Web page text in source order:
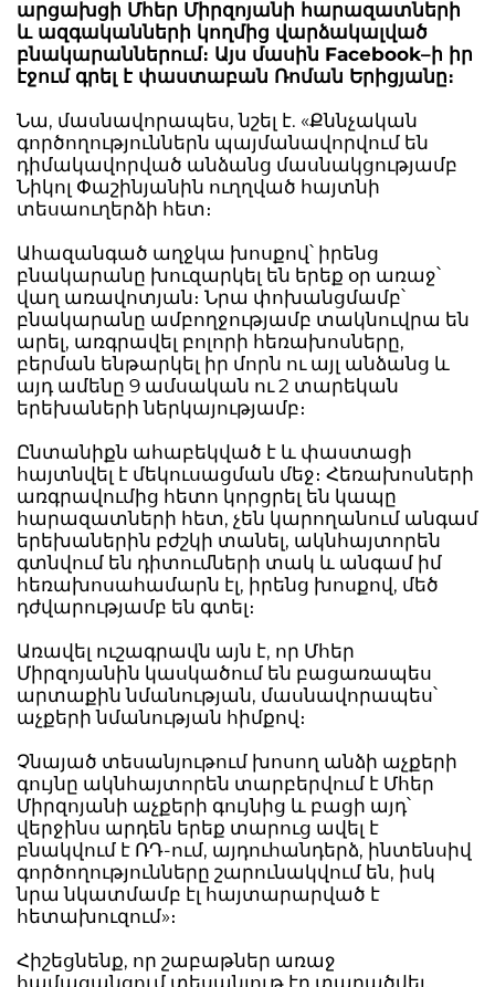
արցախցի Մհեր Միրզոյանի հարազատների
և ազգականների կողմից վարձակալված
բնակարաններում։ Այս մասին Facebook–ի իր
էջում գրել է փաստաբան Ռոման Երիցյանը։
Նա, մասնավորապես, նշել է. «Քննչական
գործողություններն պայմանավորվում են
դիմակավորված անձանց մասնակցությամբ
Նիկոլ Փաշինյանին ուղղված հայտնի
տեսաուղերձի հետ։
Ահազանգած աղջկա խոսքով՝ իրենց
բնակարանը խուզարկել են երեք օր առաջ՝
վաղ առավոտյան։ Նրա փոխանցմամբ՝
բնակարանը ամբողջությամբ տակնուվրա են
արել, առգրավել բոլորի հեռախոսները,
բերման ենթարկել իր մորն ու այլ անձանց և
այդ ամենը 9 ամսական ու 2 տարեկան
երեխաների ներկայությամբ։
Ընտանիքն ահաբեկված է և փաստացի
հայտնվել է մեկուսացման մեջ։ Հեռախոսների
առգրավումից հետո կորցրել են կապը
հարազատների հետ, չեն կարողանում անգամ
երեխաներին բժշկի տանել, ակնհայտորեն
գտնվում են դիտումների տակ և անգամ իմ
հեռախոսահամարն էլ, իրենց խոսքով, մեծ
դժվարությամբ են գտել։
Առավել ուշագրավն այն է, որ Մհեր
Միրզոյանին կասկածում են բացառապես
արտաքին նմանության, մասնավորապես՝
աչքերի նմանության հիմքով։
Չնայած տեսանյութում խոսող անձի աչքերի
գույնը ակնհայտորեն տարբերվում է Մհեր
Միրզոյանի աչքերի գույնից և բացի այդ՝
վերջինս արդեն երեք տարուց ավել է
բնակվում է ՌԴ-ում, այդուհանդերձ, ինտենսիվ
գործողությունները շարունակվում են, իսկ
նրա նկատմամբ էլ հայտարարված է
հետախուզում»։
Հիշեցնենք, որ շաբաթներ առաջ
համացանցում տեսանյութ էր տարածվել,